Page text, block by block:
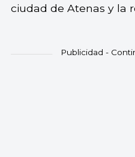
ciudad de Atenas y la